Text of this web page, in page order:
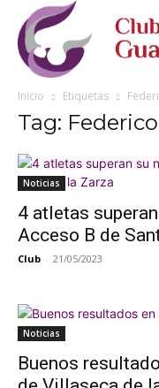
Inicio Etiquetas
Tag:
Noticias
4 atletas
Acceso B de
Club - 21/05/2023
Noticias
Buenos